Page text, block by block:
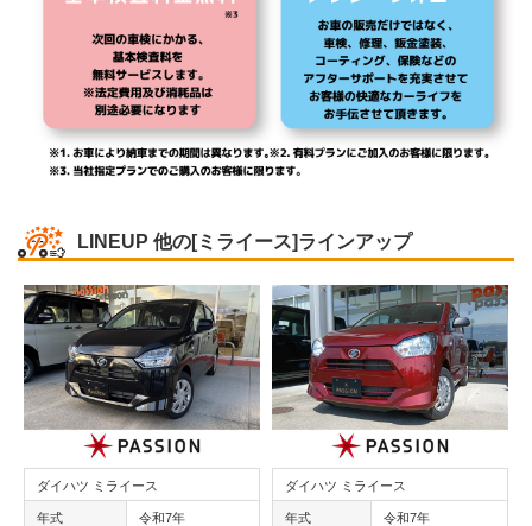
LINEUP 他の[ミライース]ラインアップ
ダイハツ ミライース
年式 令和7年
ダイハツ ミライース
年式 令和7年